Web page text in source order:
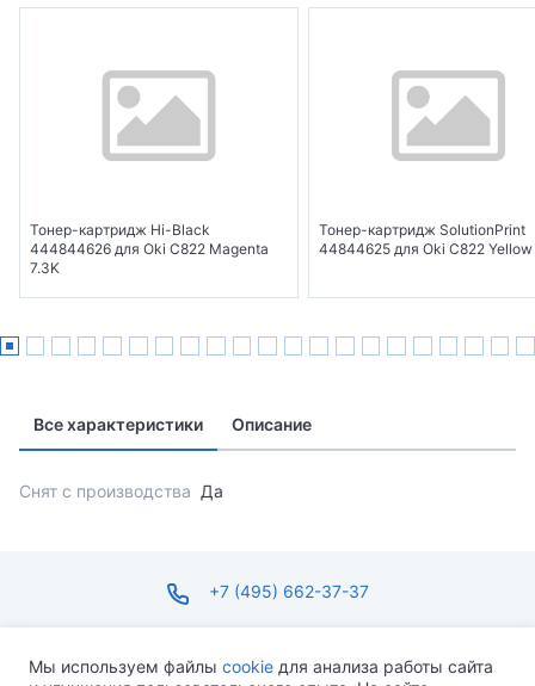
Тонер-картридж Hi-Black
444844626 для Oki C822 Magenta
7.3K
Тонер-картридж SolutionPrint
44844625 для Oki C822 Yellow
Все характеристики Описание
Снят с производства Да
+7 (495) 662-37-37
Мы используем файлы cookie для анализа работы сайта